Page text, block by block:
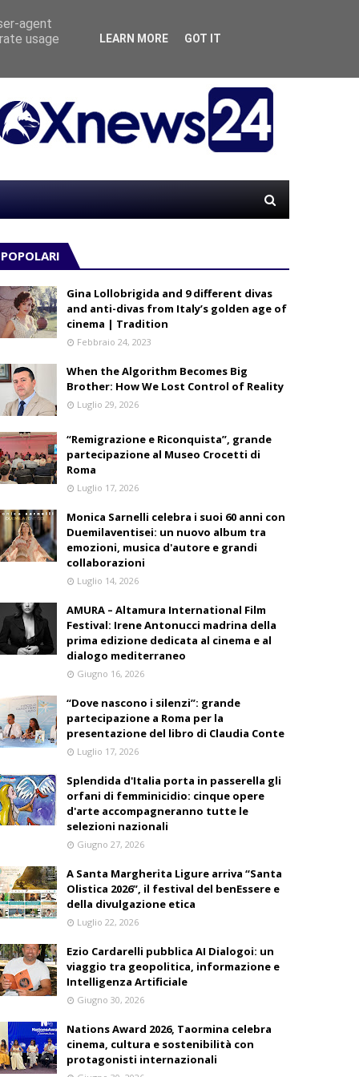
POPOLARI
Gina Lollobrigida and 9 different divas
and anti-divas from Italy’s golden age of
cinema | Tradition
Febbraio 24, 2023
When the Algorithm Becomes Big
Brother: How We Lost Control of Reality
Luglio 29, 2026
“Remigrazione e Riconquista”, grande
partecipazione al Museo Crocetti di
Roma
Luglio 17, 2026
Monica Sarnelli celebra i suoi 60 anni con
Duemilaventisei: un nuovo album tra
emozioni, musica d'autore e grandi
collaborazioni
Luglio 14, 2026
AMURA – Altamura International Film
Festival: Irene Antonucci madrina della
prima edizione dedicata al cinema e al
dialogo mediterraneo
Giugno 16, 2026
“Dove nascono i silenzi”: grande
partecipazione a Roma per la
presentazione del libro di Claudia Conte
Luglio 17, 2026
Splendida d'Italia porta in passerella gli
orfani di femminicidio: cinque opere
d'arte accompagneranno tutte le
selezioni nazionali
Giugno 27, 2026
A Santa Margherita Ligure arriva “Santa
Olistica 2026”, il festival del benEssere e
della divulgazione etica
Luglio 22, 2026
Ezio Cardarelli pubblica AI Dialogoi: un
viaggio tra geopolitica, informazione e
Intelligenza Artificiale
Giugno 30, 2026
Nations Award 2026, Taormina celebra
cinema, cultura e sostenibilità con
protagonisti internazionali
agent
usage
LEARN MORE GOT IT